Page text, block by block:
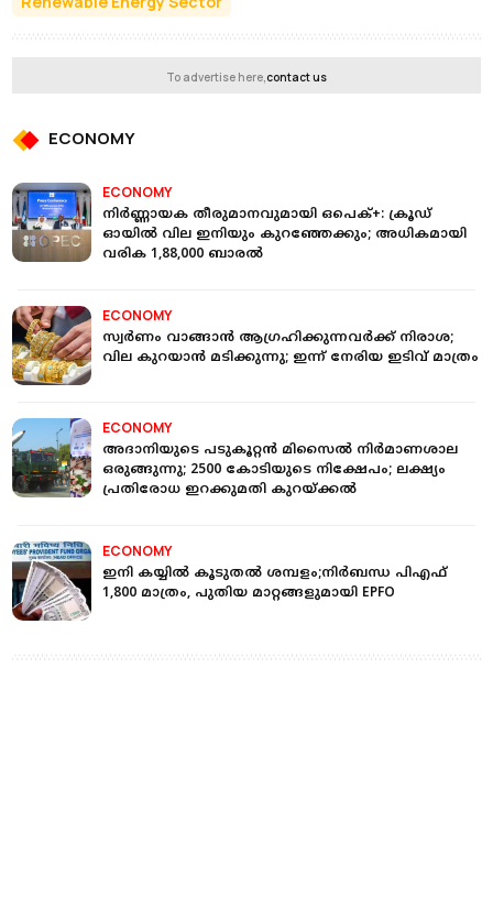
To advertise here,contact us
ECONOMY
ECONOMY
നിർണ്ണായക തീരുമാനവുമായി ഒപെക്+: ക്രൂഡ്
ഓയില്‍ വില ഇനിയും കുറഞ്ഞേക്കും; അധികമായി
വരിക 1,88,000 ബാരൽ
ECONOMY
സ്വർണം വാങ്ങാൻ ആഗ്രഹിക്കുന്നവർക്ക് നിരാശ;
വില കുറയാൻ മടിക്കുന്നു; ഇന്ന് നേരിയ ഇടിവ് മാത്രം
ECONOMY
അദാനിയുടെ പടുകൂറ്റൻ മിസൈൽ നിർമാണശാല
ഒരുങ്ങുന്നു; 2500 കോടിയുടെ നിക്ഷേപം; ലക്ഷ്യം
പ്രതിരോധ ഇറക്കുമതി കുറയ്ക്കൽ
ECONOMY
ഇനി കയ്യിൽ കൂടുതൽ ശമ്പളം;നിർബന്ധ പിഎഫ്
1,800 മാത്രം, പുതിയ മാറ്റങ്ങളുമായി EPFO